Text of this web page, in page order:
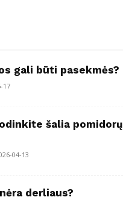
gali būti pasekmės?
17
šalia pomidorų
04-13
derliaus?